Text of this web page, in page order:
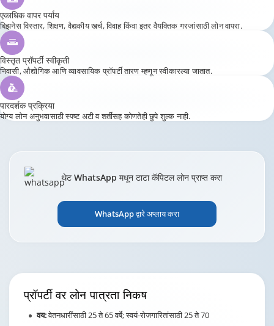
एकाधिक वापर पर्याय
बिझनेस विस्तार, शिक्षण, वैद्यकीय खर्च, विवाह किंवा इतर वैयक्तिक गरजांसाठी लोन वापरा.
विस्तृत प्रॉपर्टी स्वीकृती
निवासी, औद्योगिक आणि व्यावसायिक प्रॉपर्टी तारण म्हणून स्वीकारल्या जातात.
पारदर्शक प्रक्रिया
योग्य लोन अनुभवासाठी स्पष्ट अटी व शर्तींसह कोणतेही छुपे शुल्क नाही.
थेट WhatsApp मधून टाटा कॅपिटल लोन प्राप्त करा
WhatsApp द्वारे अप्लाय करा
प्रॉपर्टी वर लोनपात्रता निकष
वय:वेतनधारींसाठी 25 ते 65 वर्षे; स्वयं-रोजगारितांसाठी 25 ते 70